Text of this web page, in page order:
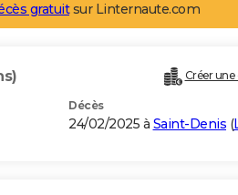
gratuitsur Linternaute.com
Créer
Décès
24/02/2025 à Saint-Denis (